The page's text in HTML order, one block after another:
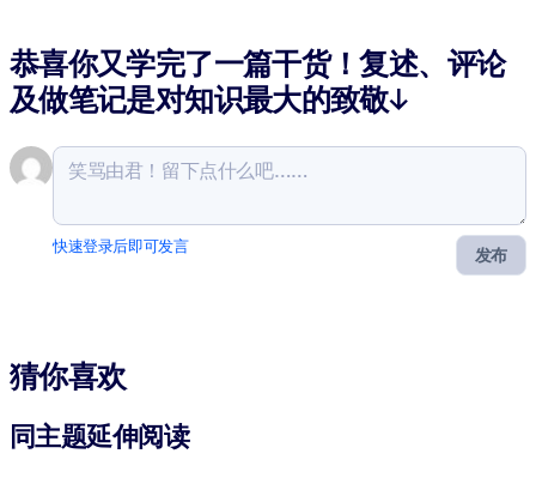
恭喜你又学完了一篇干货！复述、评论
及做笔记是对知识最大的致敬↓
发布
快速登录后即可发言
猜你喜欢
同主题延伸阅读